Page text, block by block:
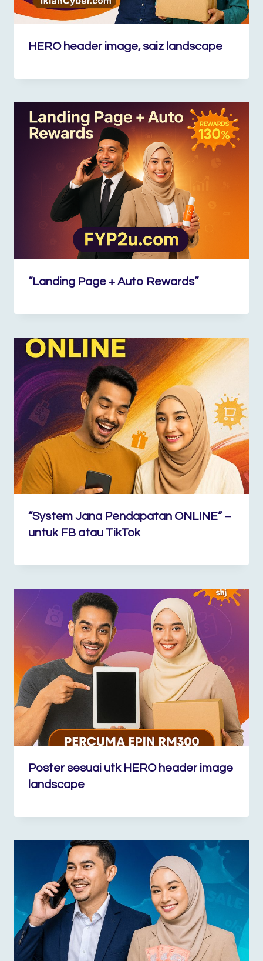
HERO header image, saiz landscape
“Landing Page + Auto Rewards”
“System Jana Pendapatan ONLINE” –
untuk FB atau TikTok
Poster sesuai utk HERO header image
landscape